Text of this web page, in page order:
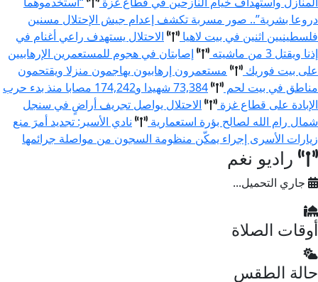
دروعا بشرية”.. صور مسربة تكشف إعدام جيش الإحتلال مسنين
فلسطينيين اثنين في بيت لاهيا
الاحتلال يستهدف راعي أغنام في
إذنا ويقتل 3 من ماشيته
إصابتان في هجوم للمستعمرين الإرهابيين
على بيت فوريك
مستعمرون إرهابيون يهاجمون منزلا ويقتحمون
مناطق في بيت لحم
73,384 شهيدا و174,242 مصابا منذ بدء حرب
الإبادة على قطاع غزة
الاحتلال يواصل تجريف أراضٍ في سنجل
شمال رام الله لصالح بؤرة استعمارية
نادي الأسير: تجديد أمرَ منع
زيارات الأسرى إجراء يمكّن منظومة السجون من مواصلة جرائمها
راديو نغم
جاري التحميل...
أوقات الصلاة
حالة الطقس